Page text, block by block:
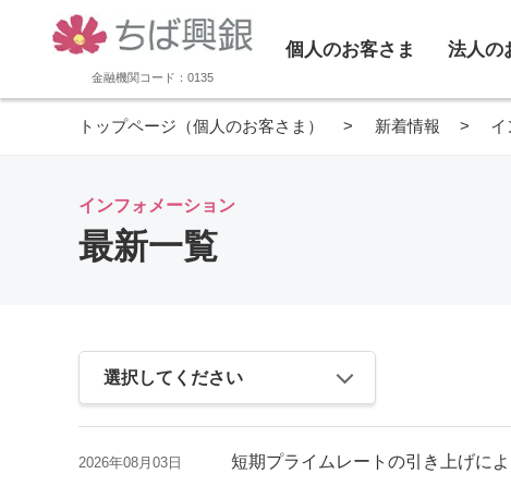
金融機関コード：0135
個人のお客さま 法人の
トップページ（個人のお客さま） 新着情報 イ
インフォメーション
最新一覧
2026年08月03日 短期プライムレートの引き上げに